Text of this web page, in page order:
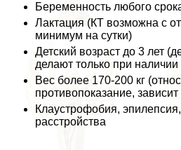
Беременность любого
Лактация (КТ возможна с
минимум на сутки)
Детский возраст до 3 лет
делают только при
Вес более 170-200 кг
противопоказание,
Клаустрофобия,
расстройства